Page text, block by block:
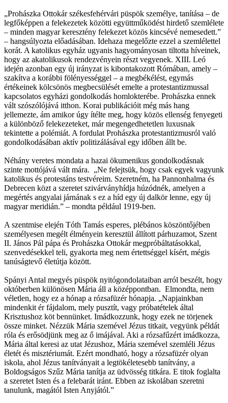
„Prohászka Ottokár székesfehérvári püspök személye, tanítása – de
legfőképpen a felekezetek közötti együttműködést hirdető szemlélete
– minden magyar keresztény felekezet közös kincsévé nemesedett.”
– hangsúlyozta előadásában. Idehaza megelőzte ezzel a szemlélettel
korát. A katolikus egyház ugyanis hagyományosan tiltotta híveinek,
hogy az akatolikusok rendezvényein részt vegyenek. XIII. Leó
idején azonban egy új irányzat is kibontakozott Rómában, amely –
szakítva a korábbi fölényességgel – a megbékélést, egymás
értékeinek kölcsönös megbecsülését emelte a protestantizmussal
kapcsolatos egyházi gondolkodás homlokterébe. Prohászka ennek
vált szószólójává itthon. Korai publikációit még más hang
jellemezte, ám amikor úgy ítélte meg, hogy közös ellenség fenyegeti
a különböző felekezeteket, már megengedhetetlen luxusnak
tekintette a polémiát. A fordulat Prohászka protestantizmusról való
gondolkodásában aktív politizálásával egy időben állt be.
Néhány veretes mondata a hazai ökumenikus gondolkodásnak
szinte mottójává vált mára. „Ne felejtsük, hogy csak egyek vagyunk
katolikus és protestáns testvéreim. Szeretném, ha Pannonhalma és
Debrecen közt a szeretet szivárványhídja húzódnék, amelyen a
megértés angyalai járnának s ez a híd egy új dalkör lenne, egy új
magyar meridián.” – mondta például 1919-ben.
A szentmise elején Tóth Tamás esperes, plébános köszöntőjében
személyesen megélt élményein keresztül állított párhuzamot, Szent
II. János Pál pápa és Prohászka Ottokár megpróbáltatásokkal,
szenvedésekkel teli, gyakorta meg nem értettséggel kísért, mégis
tanúságtevő életútja között.
Spányi Antal megyés püspök nyitógondolataiban arról beszélt, hogy
októberben különösen Mária áll a középpontban. Elmondta, nem
véletlen, hogy ez a hónap a rózsafüzér hónapja. „Napjainkban
mindenkit ér fájdalom, mely pusztít, vagy próbatételek által
Krisztushoz köt bennünket. Imádkozzunk, hogy ezek ne törjenek
össze minket. Nézzük Mária szemével Jézus titkait, vegyünk példát
róla és erősödjünk meg az ő imájával. Aki a rózsafűzért imádkozza,
Mária által keresi az utat Jézushoz, Mária szemével szemléli Jézus
életét és misztériumát. Ezért mondható, hogy a rózsafüzér olyan
iskola, ahol Jézus tanítványait a legtökéletesebb tanítvány, a
Boldogságos Szűz Mária tanítja az üdvösség titkára. E titok foglalta
a szeretet Isten és a felebarát iránt. Ebben az iskolában szeretni
tanulunk, magától Isten Anyjától.”